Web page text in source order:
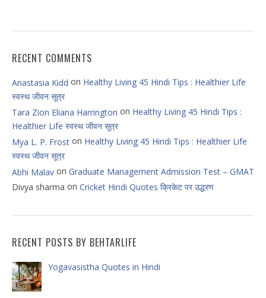
RECENT COMMENTS
Anastasia Kidd on Healthy Living 45 Hindi Tips : Healthier Life
स्वस्थ जीवन सूत्र
Tara Zion Eliana Harrington on Healthy Living 45 Hindi Tips :
Healthier Life स्वस्थ जीवन सूत्र
Mya L. P. Frost on Healthy Living 45 Hindi Tips : Healthier Life
स्वस्थ जीवन सूत्र
Abhi Malav on Graduate Management Admission Test – GMAT
Divya sharma on Cricket Hindi Quotes क्रिकेट पर उद्धरण
RECENT POSTS BY BEHTARLIFE
Yogavasistha Quotes in Hindi